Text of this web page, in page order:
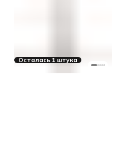
Осталась 1 штука